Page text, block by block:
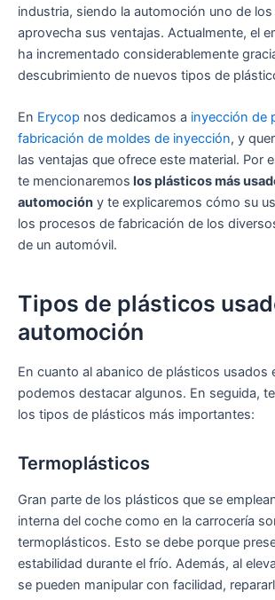
industria, siendo la automoción uno de los
aprovecha sus ventajas. Actualmente, el
ha incrementado considerablemente
descubrimiento de nuevos tipos de
En Erycop nos dedicamos a inyección de
fabricación de moldes de inyección, y
las ventajas que ofrece este material. Por
te mencionaremos los plásticos más
automoción y te explicaremos cómo su
los procesos de fabricación de los
de un automóvil.
Tipos de plásticos
automoción
En cuanto al abanico de plásticos usados
podemos destacar algunos. En seguida,
los tipos de plásticos más importantes:
Termoplásticos
Gran parte de los plásticos que se
interna del coche como en la carrocería
termoplásticos. Esto se debe porque
estabilidad durante el frío. Además, al
se pueden manipular con facilidad,